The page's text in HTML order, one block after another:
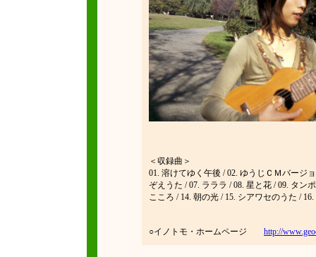
＜収録曲＞
01. 溶けてゆく午後 / 02. ゆうじＣＭバージ
ぞえうた / 07. ラララ / 08. 星と花 / 09. タン
こころ / 14. 朝の光 / 15. シアワセのうた /
○イノトモ・ホームページ http://